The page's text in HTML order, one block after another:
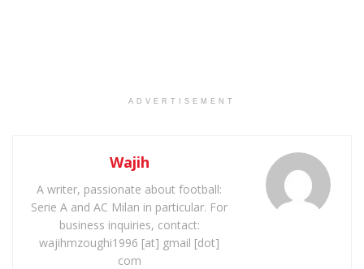
ADVERTISEMENT
Wajih
A writer, passionate about football:
Serie A and AC Milan in particular. For
business inquiries, contact:
wajihmzoughi1996 [at] gmail [dot]
com